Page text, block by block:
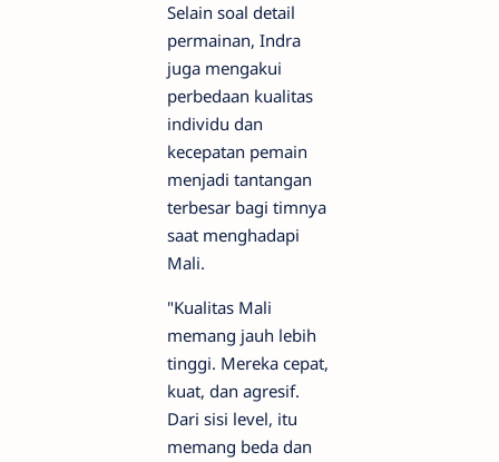
Selain soal detail
permainan, Indra
juga mengakui
perbedaan kualitas
individu dan
kecepatan pemain
menjadi tantangan
terbesar bagi timnya
saat menghadapi
Mali.
"Kualitas Mali
memang jauh lebih
tinggi. Mereka cepat,
kuat, dan agresif.
Dari sisi level, itu
memang beda dan